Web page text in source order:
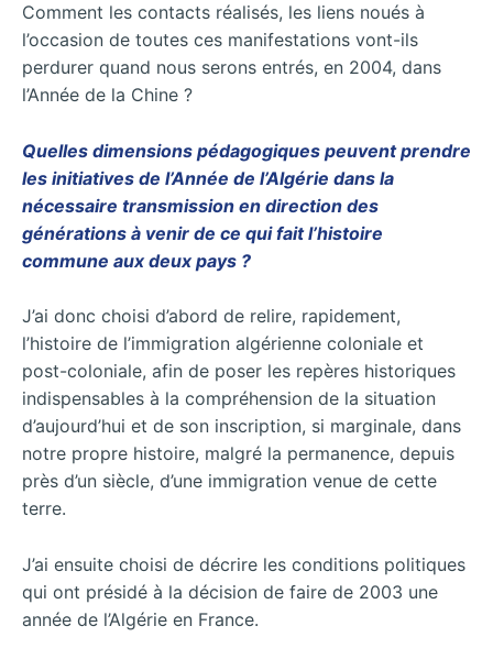
Comment les contacts réalisés, les liens noués à
l’occasion de toutes ces manifestations vont-ils
perdurer quand nous serons entrés, en 2004, dans
l’Année de la Chine ?
Quelles dimensions pédagogiques peuvent prendre
les initiatives de l’Année de l’Algérie dans la
nécessaire transmission en direction des
générations à venir de ce qui fait l’histoire
commune aux deux pays ?
J’ai donc choisi d’abord de relire, rapidement,
l’histoire de l’immigration algérienne coloniale et
post-coloniale, afin de poser les repères historiques
indispensables à la compréhension de la situation
d’aujourd’hui et de son inscription, si marginale, dans
notre propre histoire, malgré la permanence, depuis
près d’un siècle, d’une immigration venue de cette
terre.
J’ai ensuite choisi de décrire les conditions politiques
qui ont présidé à la décision de faire de 2003 une
année de l’Algérie en France.